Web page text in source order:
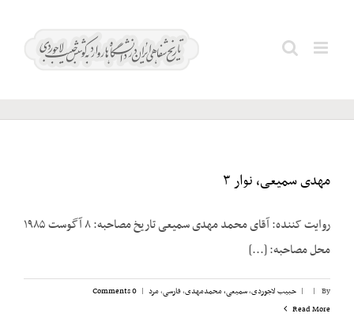
غیایی؛
مهدی سمیعی، نوار ۳
روایت ‌کننده: آقای محمد مهدی سمیعی تاریخ مصاحبه: ۸ آگوست ۱۹۸۵
محل مصاحبه: [...]
By
|
| حبیب لاجوردی,سمیعی، محمدمهدی,فارسی,مرد |
0 Comments
Read More